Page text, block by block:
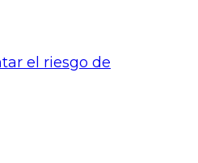
el riesgo de